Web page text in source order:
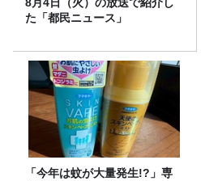
8月4日（火）の放送で紹介し
た「都民ニュース」
「今年は蚊が大量発生!?」専